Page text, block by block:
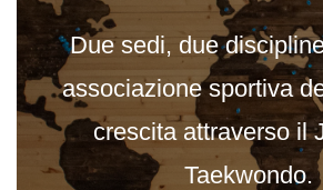
Due sedi, due
associazione sportiva
crescita attraverso il
Taekwondo.